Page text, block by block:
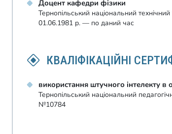
Доцент кафедри фізики
Тернопільський національний
01.06.1981 р. — по даний час
КВАЛІФІКАЦІЙНІ
використання штучного інтелекту в
Тернопільський національний
№10784